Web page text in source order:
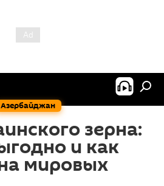
Азербайджан
зерна:
и как
мировых